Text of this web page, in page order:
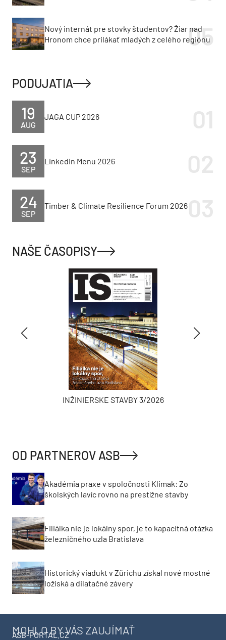
Nový internát pre stovky študentov? Žiar nad
Hronom chce prilákať mladých z celého regiónu
PODUJATIA
AUG
19 JAGA CUP 2026
SEP
23 LinkedIn Menu 2026
SEP
24 Timber & Climate Resilience Forum 2026
NAŠE ČASOPISY
INŽINIERSKE STAVBY 3/2026
OD PARTNEROV ASB
Akadémia praxe v spoločnosti Klimak: Zo
školských lavíc rovno na prestížne stavby
Filiálka nie je lokálny spor, je to kapacitná otázka
železničného uzla Bratislava
Historický viadukt v Zürichu získal nové mostné
ložiská a dilatačné závery
MOHLO BY VÁS ZAUJÍMAŤ
ASB-PORTAL.CZ